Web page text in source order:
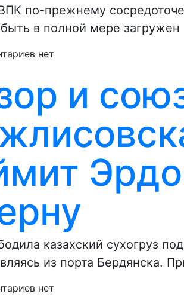
по-прежнему
в полной мере загружен
нет
и
казахский сухогруз
из порта Бердянска.
нет